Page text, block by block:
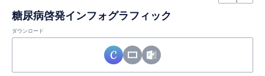
糖尿病啓発インフォグラフィック
ダウンロード